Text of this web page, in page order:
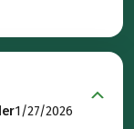
1/27/2026